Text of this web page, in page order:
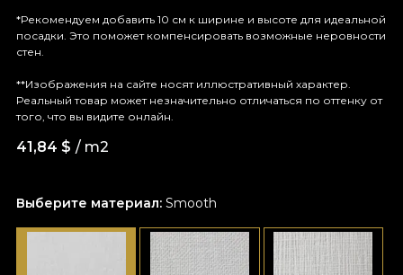
Выберите материал: Smooth
*Рекомендуем добавить 10 см к ширине и высоте для идеальной
посадки. Это поможет компенсировать возможные неровности
стен.
**Изображения на сайте носят иллюстративный характер.
Реальный товар может незначительно отличаться по оттенку от
того, что вы видите онлайн.
41,84 $ / m2